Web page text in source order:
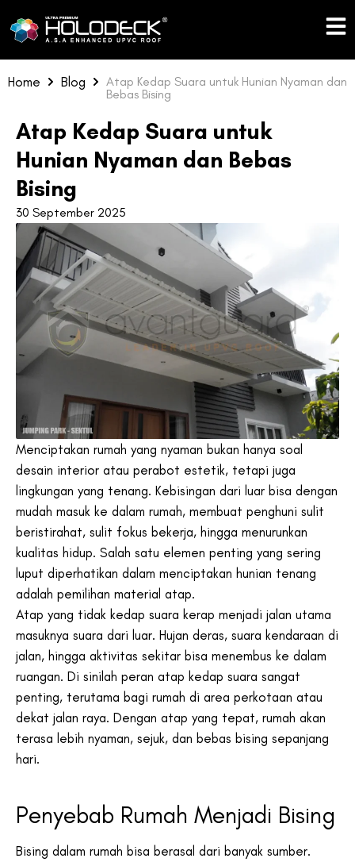
to
Home
Blog
Atap Kedap Suara untuk Hunian Nyaman dan
Bebas Bising
Atap Kedap Suara untuk
Hunian Nyaman dan Bebas
Bising
30 September 2025
Menciptakan rumah yang nyaman bukan hanya soal
desain interior atau perabot estetik, tetapi juga
lingkungan yang tenang. Kebisingan dari luar bisa dengan
mudah masuk ke dalam rumah, membuat penghuni sulit
beristirahat, sulit fokus bekerja, hingga menurunkan
kualitas hidup. Salah satu elemen penting yang sering
luput diperhatikan dalam menciptakan hunian tenang
adalah pemilihan material atap.
Atap yang tidak kedap suara kerap menjadi jalan utama
masuknya suara dari luar. Hujan deras, suara kendaraan di
jalan, hingga aktivitas sekitar bisa menembus ke dalam
ruangan. Di sinilah peran atap kedap suara sangat
penting, terutama bagi rumah di area perkotaan atau
dekat jalan raya. Dengan atap yang tepat, rumah akan
terasa lebih nyaman, sejuk, dan bebas bising sepanjang
hari.
Penyebab Rumah Menjadi Bising
Bising dalam rumah bisa berasal dari banyak sumber.